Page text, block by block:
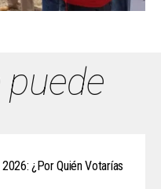
¿Por Quién Votarías